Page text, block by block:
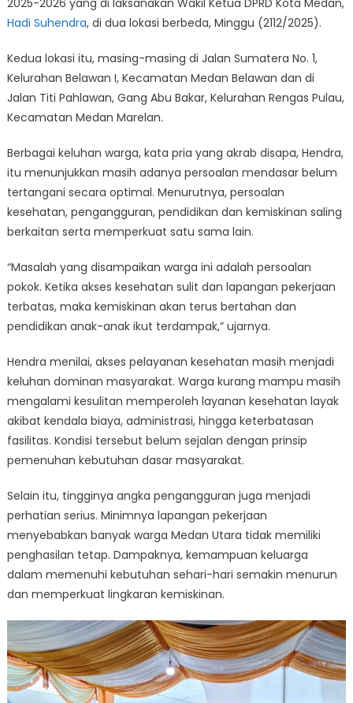
2025-2026 yang di laksanakan Wakil Ketua DPRD Kota Medan,
Hadi Suhendra, di dua lokasi berbeda, Minggu (2112/2025).
Kedua lokasi itu, masing-masing di Jalan Sumatera No. 1,
Kelurahan Belawan I, Kecamatan Medan Belawan dan di
Jalan Titi Pahlawan, Gang Abu Bakar, Kelurahan Rengas Pulau,
Kecamatan Medan Marelan.
Berbagai keluhan warga, kata pria yang akrab disapa, Hendra,
itu menunjukkan masih adanya persoalan mendasar belum
tertangani secara optimal. Menurutnya, persoalan
kesehatan, pengangguran, pendidikan dan kemiskinan saling
berkaitan serta memperkuat satu sama lain.
“Masalah yang disampaikan warga ini adalah persoalan
pokok. Ketika akses kesehatan sulit dan lapangan pekerjaan
terbatas, maka kemiskinan akan terus bertahan dan
pendidikan anak-anak ikut terdampak,” ujarnya.
Hendra menilai, akses pelayanan kesehatan masih menjadi
keluhan dominan masyarakat. Warga kurang mampu masih
mengalami kesulitan memperoleh layanan kesehatan layak
akibat kendala biaya, administrasi, hingga keterbatasan
fasilitas. Kondisi tersebut belum sejalan dengan prinsip
pemenuhan kebutuhan dasar masyarakat.
Selain itu, tingginya angka pengangguran juga menjadi
perhatian serius. Minimnya lapangan pekerjaan
menyebabkan banyak warga Medan Utara tidak memiliki
penghasilan tetap. Dampaknya, kemampuan keluarga
dalam memenuhi kebutuhan sehari-hari semakin menurun
dan memperkuat lingkaran kemiskinan.